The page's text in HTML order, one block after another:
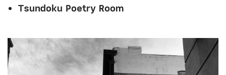
Tsundoku Poetry Room